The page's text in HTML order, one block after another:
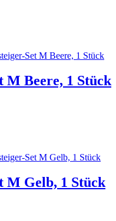
M Beere, 1 Stück
M Gelb, 1 Stück